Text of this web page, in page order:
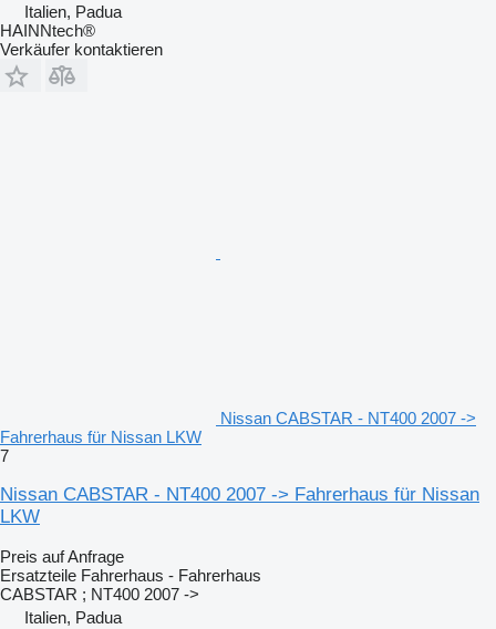
Italien, Padua
HAINNtech®
Verkäufer kontaktieren
Nissan CABSTAR - NT400 2007 ->
Fahrerhaus für Nissan LKW
7
Nissan CABSTAR - NT400 2007 -> Fahrerhaus für Nissan
LKW
Preis auf Anfrage
Ersatzteile Fahrerhaus - Fahrerhaus
CABSTAR ; NT400 2007 ->
Italien, Padua